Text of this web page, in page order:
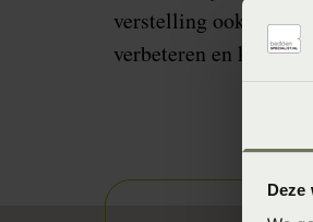
Deze
verstelling ook
verbeteren en